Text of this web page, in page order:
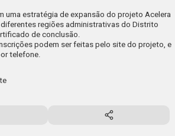
uma estratégia de expansão do projeto Acelera
regiões administrativas do Distrito
de conclusão.
podem ser feitas pelo site do projeto, e
telefone.